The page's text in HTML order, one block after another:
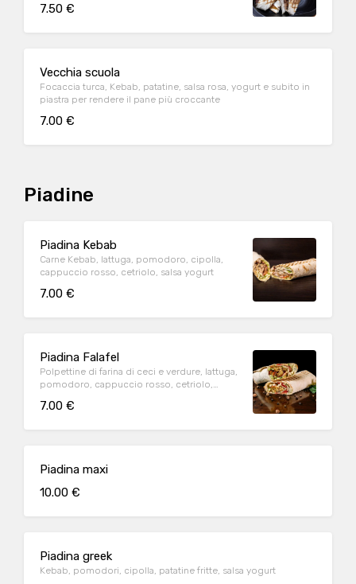
7.50 €
Vecchia scuola
Focaccia turca, Kebab, patatine, salsa rosa, yogurt e subito in
piastra per rendere il pane più croccante
7.00 €
Piadine
Piadina Kebab
Carne Kebab, lattuga, pomodoro, cipolla,
cappuccio rosso, cetriolo, salsa yogurt
7.00 €
Piadina Falafel
Polpettine di farina di ceci e verdure, lattuga,
pomodoro, cappuccio rosso, cetriolo,
7.00 €
Piadina maxi
10.00 €
Piadina greek
Kebab, pomodori, cipolla, patatine fritte, salsa yogurt